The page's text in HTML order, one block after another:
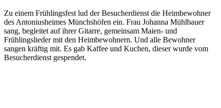
Zu einem Frühlingsfest lud der Besucherdienst die Heimbewohner
des Antoniusheimes Münchshöfen ein. Frau Johanna Mühlbauer
sang, begleitet auf ihrer Gitarre, gemeinsam Maien- und
Frühlingslieder mit den Heimbewohnern. Und alle Bewohner
sangen kräftig mit. Es gab Kaffee und Kuchen, dieser wurde vom
Besucherdienst gespendet.